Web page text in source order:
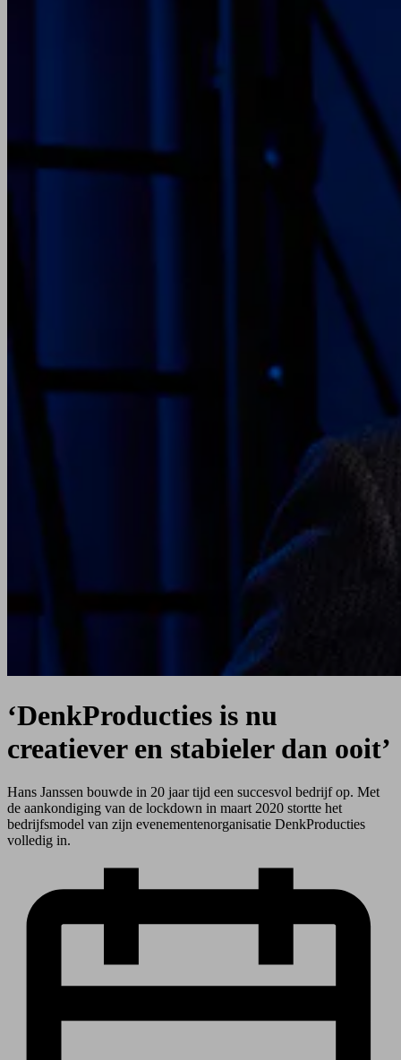
‘DenkProducties is nu
creatiever en stabieler dan ooit’
Hans Janssen bouwde in 20 jaar tijd een succesvol bedrijf op. Met
de aankondiging van de lockdown in maart 2020 stortte het
bedrijfsmodel van zijn evenementen­organisatie DenkProducties
volledig in.